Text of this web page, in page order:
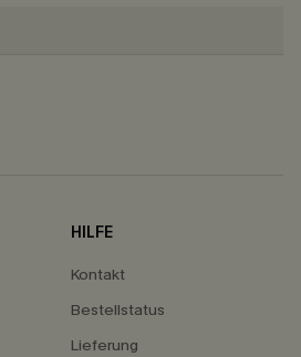
HILFE
Kontakt
Bestellstatus
Lieferung